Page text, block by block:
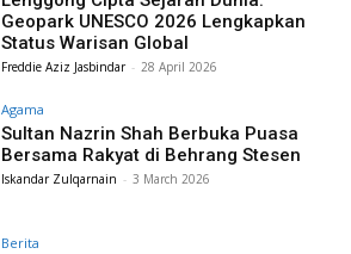
Geopark UNESCO 2026 Lengkapkan
Status Warisan Global
Freddie Aziz Jasbindar - 28 April 2026
Agama
Sultan Nazrin Shah Berbuka Puasa
Bersama Rakyat di Behrang Stesen
Iskandar Zulqarnain - 3 March 2026
Berita